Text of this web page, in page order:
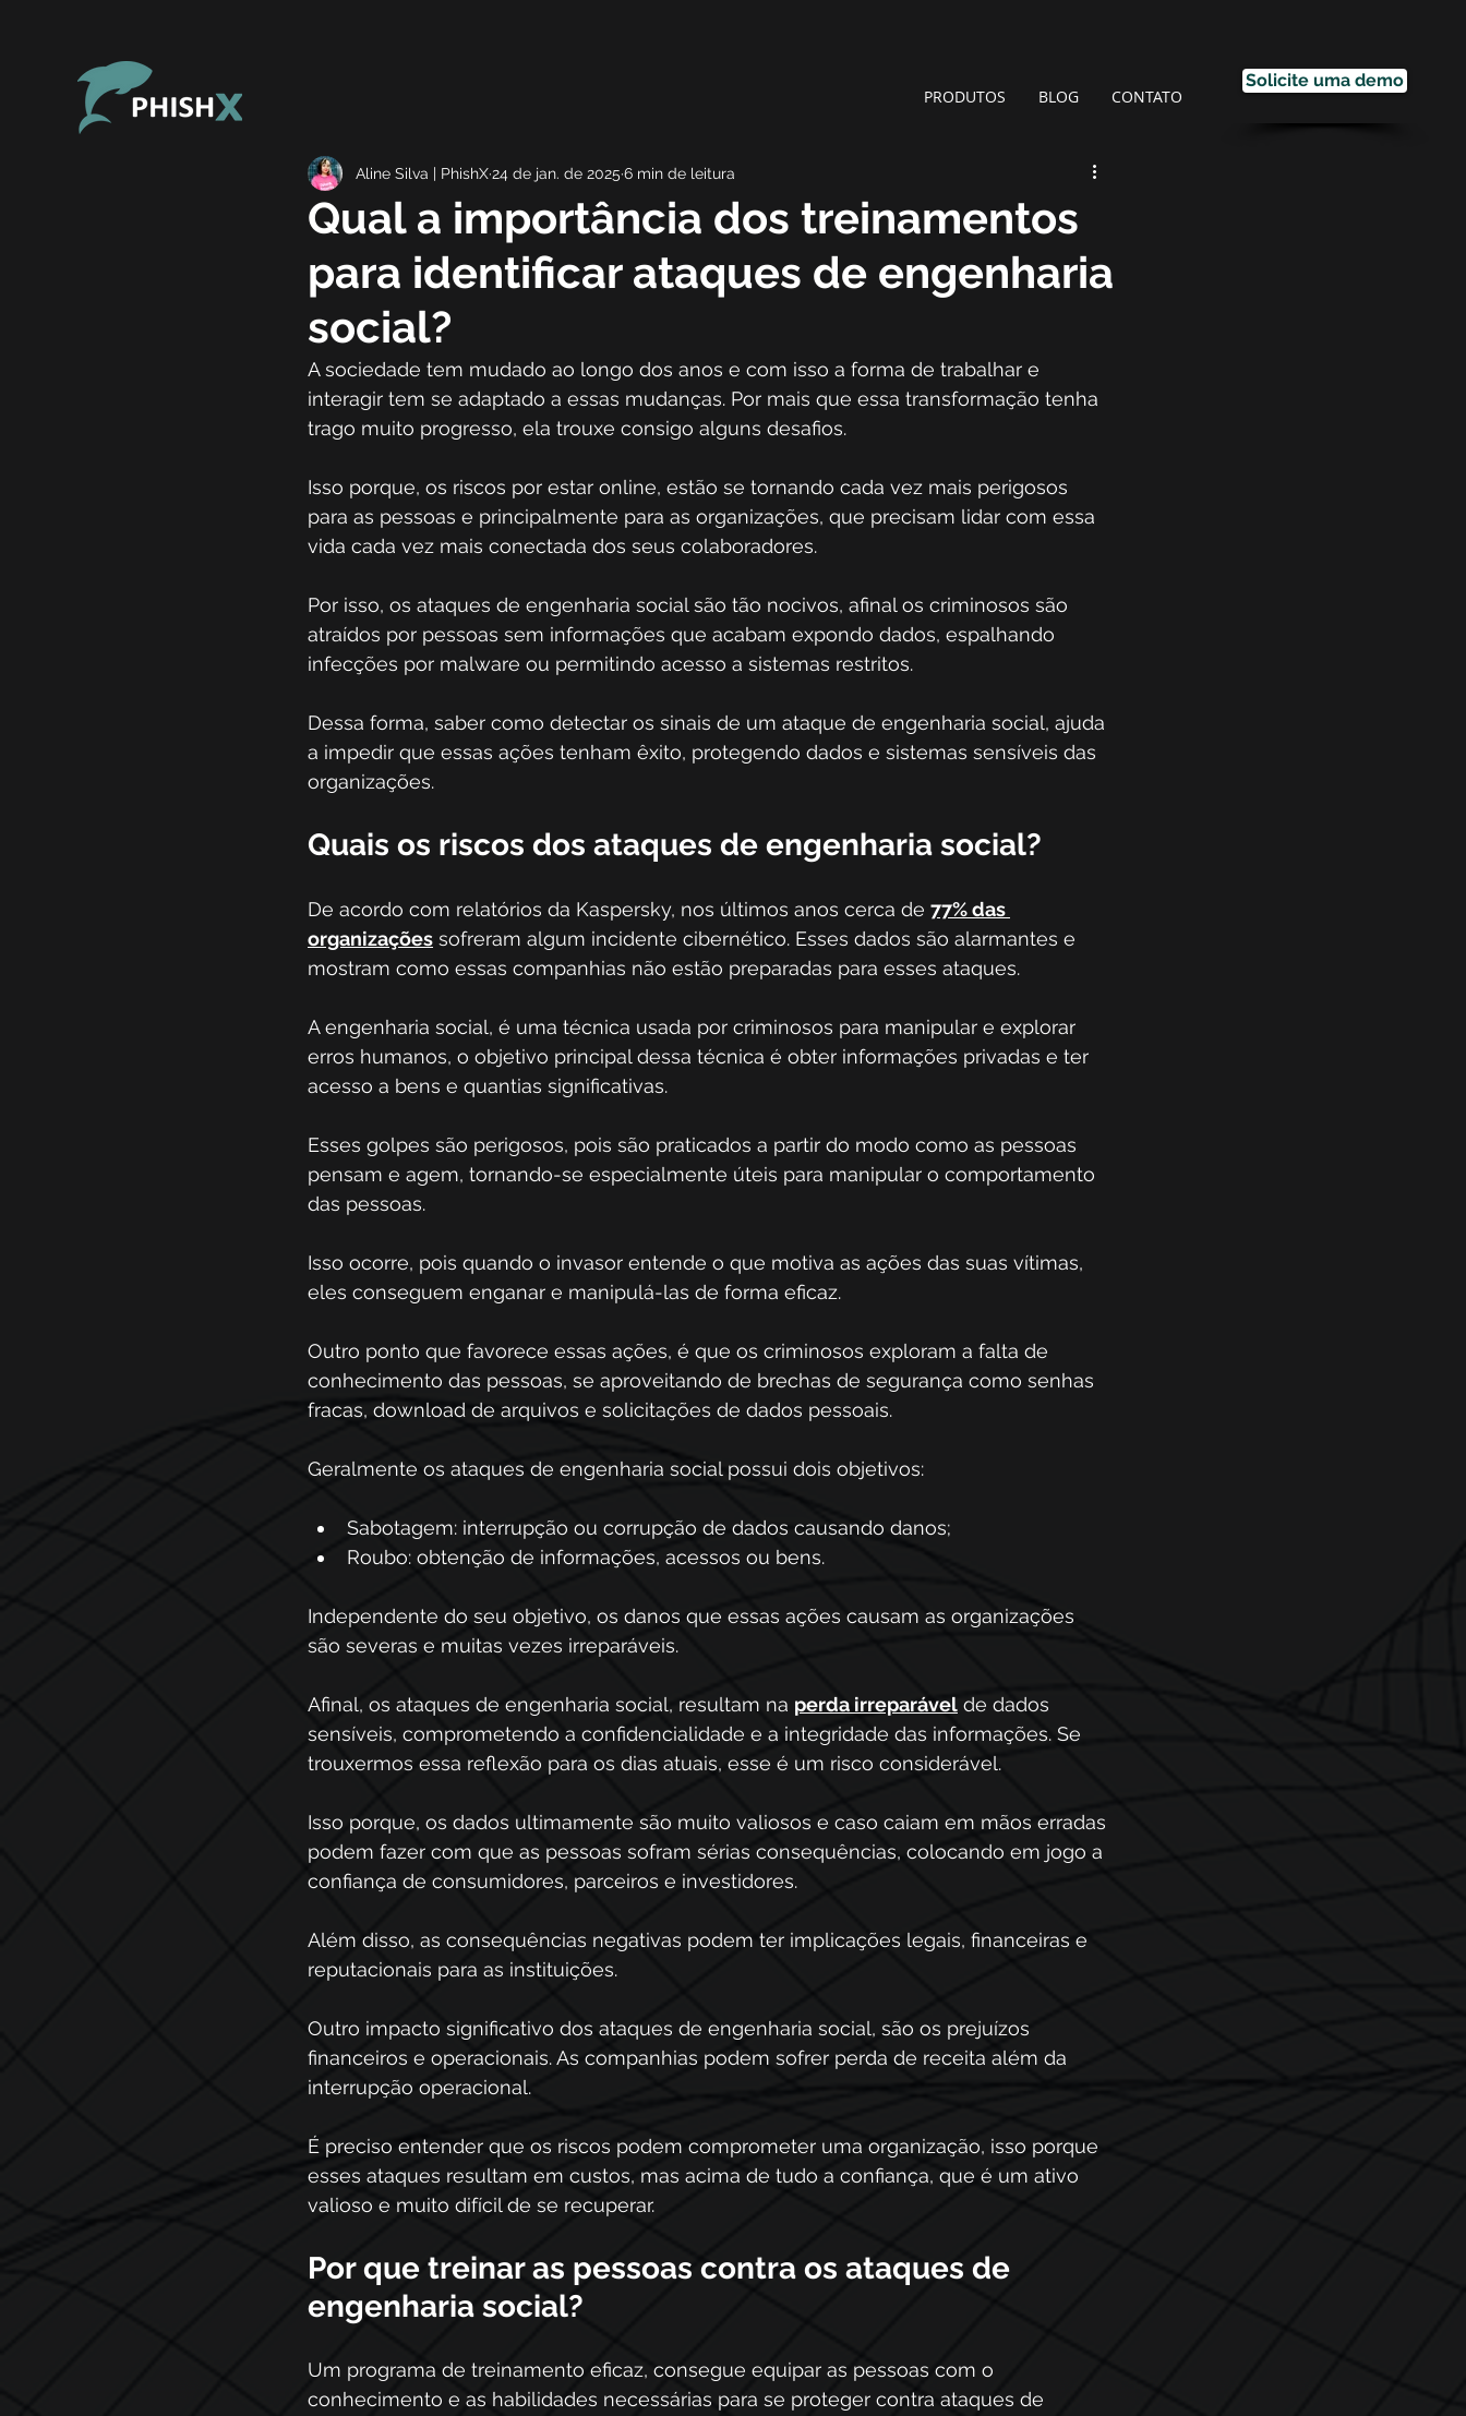
PRODUTOS BLOG CONTATO
Solicite uma demo
Qual a importância dos treinamentos
para identificar ataques de engenharia
social?
Aline Silva | PhishX24 de jan. de 2025 6 min de leitura
A sociedade tem mudado ao longo dos anos e com isso a forma de trabalhar e
interagir tem se adaptado a essas mudanças. Por mais que essa transformação tenha
trago muito progresso, ela trouxe consigo alguns desafios.
Isso porque, os riscos por estar online, estão se tornando cada vez mais perigosos
para as pessoas e principalmente para as organizações, que precisam lidar com essa
vida cada vez mais conectada dos seus colaboradores.
Por isso, os ataques de engenharia social são tão nocivos, afinal os criminosos são
atraídos por pessoas sem informações que acabam expondo dados, espalhando
infecções por malware ou permitindo acesso a sistemas restritos.
Dessa forma, saber como detectar os sinais de um ataque de engenharia social, ajuda
a impedir que essas ações tenham êxito, protegendo dados e sistemas sensíveis das
organizações.
Quais os riscos dos ataques de engenharia social?
De acordo com relatórios da Kaspersky, nos últimos anos cerca de 77% das
organizações sofreram algum incidente cibernético. Esses dados são alarmantes e
mostram como essas companhias não estão preparadas para esses ataques.
A engenharia social, é uma técnica usada por criminosos para manipular e explorar
erros humanos, o objetivo principal dessa técnica é obter informações privadas e ter
acesso a bens e quantias significativas.
Esses golpes são perigosos, pois são praticados a partir do modo como as pessoas
pensam e agem, tornando-se especialmente úteis para manipular o comportamento
das pessoas.
Isso ocorre, pois quando o invasor entende o que motiva as ações das suas vítimas,
eles conseguem enganar e manipulá-las de forma eficaz.
Outro ponto que favorece essas ações, é que os criminosos exploram a falta de
conhecimento das pessoas, se aproveitando de brechas de segurança como senhas
fracas, download de arquivos e solicitações de dados pessoais.
Geralmente os ataques de engenharia social possui dois objetivos:
Sabotagem: interrupção ou corrupção de dados causando danos;
Roubo: obtenção de informações, acessos ou bens.
Independente do seu objetivo, os danos que essas ações causam as organizações
são severas e muitas vezes irreparáveis.
Afinal, os ataques de engenharia social, resultam na perda irreparável de dados
sensíveis, comprometendo a confidencialidade e a integridade das informações. Se
trouxermos essa reflexão para os dias atuais, esse é um risco considerável.
Isso porque, os dados ultimamente são muito valiosos e caso caiam em mãos erradas
podem fazer com que as pessoas sofram sérias consequências, colocando em jogo a
confiança de consumidores, parceiros e investidores.
Além disso, as consequências negativas podem ter implicações legais, financeiras e
reputacionais para as instituições.
Outro impacto significativo dos ataques de engenharia social, são os prejuízos
financeiros e operacionais. As companhias podem sofrer perda de receita além da
interrupção operacional.
É preciso entender que os riscos podem comprometer uma organização, isso porque
esses ataques resultam em custos, mas acima de tudo a confiança, que é um ativo
valioso e muito difícil de se recuperar.
Por que treinar as pessoas contra os ataques de
engenharia social?
Um programa de treinamento eficaz, consegue equipar as pessoas com o
conhecimento e as habilidades necessárias para se proteger contra ataques de